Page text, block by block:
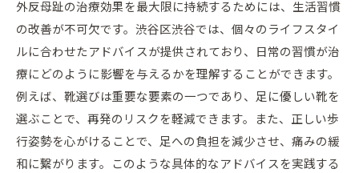
外反母趾の治療効果を最大限に持続するためには、生活習慣
の改善が不可欠です。渋谷区渋谷では、個々のライフスタイ
ルに合わせたアドバイスが提供されており、日常の習慣が治
療にどのように影響を与えるかを理解することができます。
例えば、靴選びは重要な要素の一つであり、足に優しい靴を
選ぶことで、再発のリスクを軽減できます。また、正しい歩
行姿勢を心がけることで、足への負担を減少させ、痛みの緩
和に繋がります。このような具体的なアドバイスを実践する